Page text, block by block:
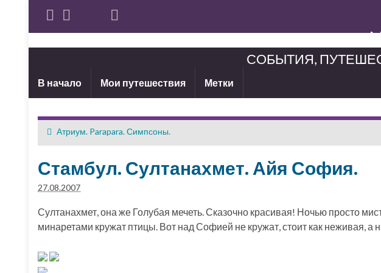
СОБЫТИЯ,
В начало Мои путешествия Метки
Атриум. Parapara. Симпсоны.
Стамбул. Султанахмет. Айя София.
27.08.2007
Султанахмет, она же Голубая мечеть. Сказочно красивая! Ночью просто
минаретами кружат птицы. Вот над Софией не кружат, стоит как неживая,